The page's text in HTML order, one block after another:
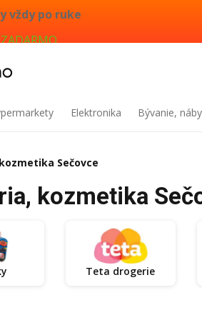
vždy po ruke
Elektronika Bývanie,
Sečovce
kozmetika
Teta drogerie